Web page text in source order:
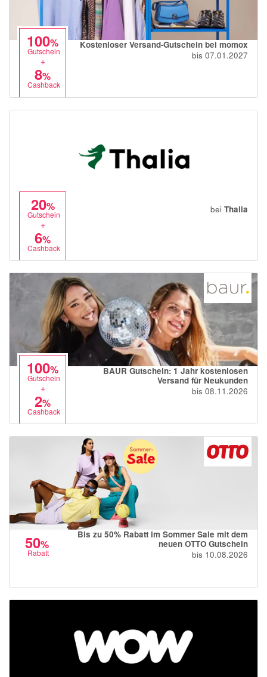
100%
Gutschein
+
8%
Cashback
Kostenloser Versand-Gutschein bei momox
bis 07.01.2027
20%
Gutschein
+
6%
Cashback
bei Thalia
100%
Gutschein
+
2%
Cashback
BAUR Gutschein: 1 Jahr kostenlosen
Versand für Neukunden
bis 08.11.2026
50%
Rabatt
Bis zu 50% Rabatt im Sommer Sale mit dem
neuen OTTO Gutschein
bis 10.08.2026